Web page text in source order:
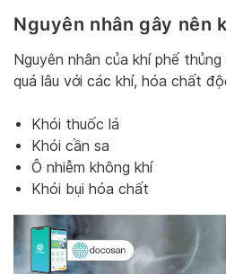
Nguyên nhân gây nên
Nguyên nhân của khí phế
quá lâu với các khí, hóa chất
Khói thuốc lá
Khói cần sa
Ô nhiễm không khí
Khói bụi hóa chất